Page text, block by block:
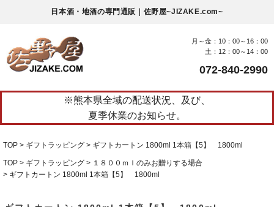
日本酒・地酒の専門通販｜佐野屋~JIZAKE.com~
月～金：10：00～16：00
土：12：00～14：00
072-840-2990
※熊本県全域の配送状況、及び、
夏季休業のお知らせ。
TOP ギフトラッピング ギフトカートン 1800ml 1本箱【5】 1800ml
TOP ギフトラッピング
１８００ｍｌのみお贈りする場合
ギフトカートン 1800ml 1本箱【5】 1800ml